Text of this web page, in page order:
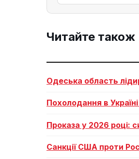
Читайте також
Одеська область
Похолодання в
Проказа у 2026 році:
Санкції США проти